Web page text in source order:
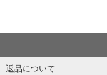
返品について